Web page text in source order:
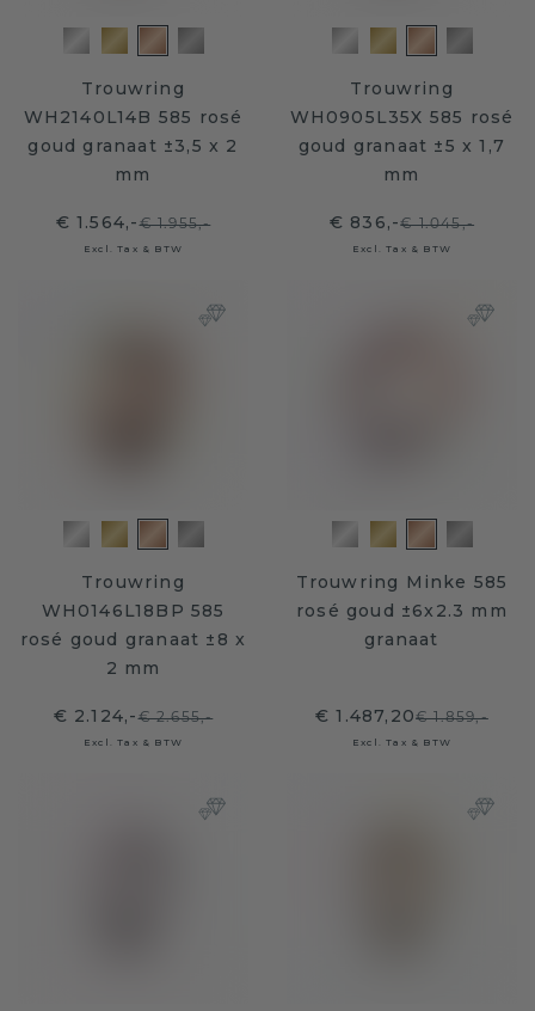
Trouwring
WH2140L14B 585 rosé
goud granaat ±3,5 x 2
mm
€ 1.564,-€ 1.955,-
Excl. Tax & BTW
Trouwring
WH0905L35X 585 rosé
goud granaat ±5 x 1,7
mm
€ 836,-€ 1.045,-
Excl. Tax & BTW
Trouwring
WH0146L18BP 585
rosé goud granaat ±8 x
2 mm
€ 2.124,-€ 2.655,-
Excl. Tax & BTW
Trouwring Minke 585
rosé goud ±6x2.3 mm
granaat
€ 1.487,20€ 1.859,-
Excl. Tax & BTW